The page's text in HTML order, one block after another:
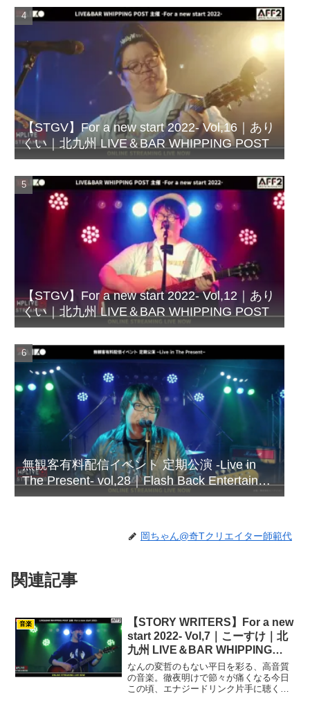
【STGV】For a new start 2022- Vol,16｜あり
くい｜北九州 LIVE＆BAR WHIPPING POST
【STGV】For a new start 2022- Vol,12｜あり
くい｜北九州 LIVE＆BAR WHIPPING POST
無観客有料配信イベント 定期公演 -Live in
The Present- vol,28｜Flash Back Entertainer
シズビシャス｜北九州 LIVE＆BAR
岡ちゃん@奇Tクリエイター師範代
関連記事
音楽
【STORY WRITERS】For a new
start 2022- Vol,7｜こーすけ｜北
九州 LIVE＆BAR WHIPPING
POST
なんの変哲のもない平日を彩る、高音質
の音楽。徹夜明けで節々が痛くなる今日
この頃、エナジードリンク片手に聴くエ